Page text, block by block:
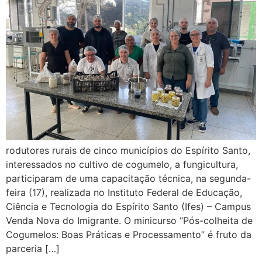
rodutores rurais de cinco municípios do Espírito Santo,
interessados no cultivo de cogumelo, a fungicultura,
participaram de uma capacitação técnica, na segunda-
feira (17), realizada no Instituto Federal de Educação,
Ciência e Tecnologia do Espírito Santo (Ifes) – Campus
Venda Nova do Imigrante. O minicurso “Pós-colheita de
Cogumelos: Boas Práticas e Processamento” é fruto da
parceria […]